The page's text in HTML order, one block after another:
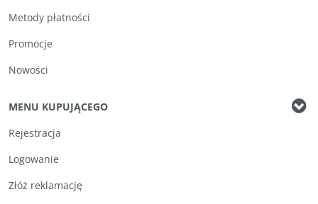
Metody płatności
Promocje
Nowości
MENU KUPUJĄCEGO
Rejestracja
Logowanie
Złóż reklamację